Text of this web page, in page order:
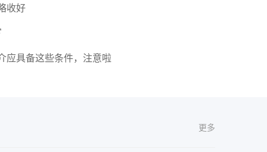
收好
应具备这些条件，注意啦
更多